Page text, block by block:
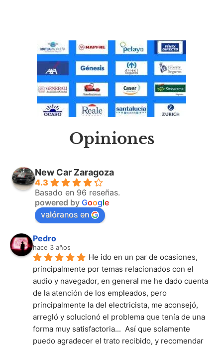
Opiniones
New Car Zaragoza
4.3
Basado en 96 reseñas.
powered by Google
valóranos en
Pedro
hace 3 años
He ido en un par de ocasiones,
principalmente por temas relacionados con el
audio y navegador, en general me he dado cuenta
de la atención de los empleados, pero
principalmente la del electricista, me aconsejó,
arregló y solucionó el problema que tenía de una
forma muy satisfactoria...  Así que solamente
puedo agradecer el trato recibido, y recomendar